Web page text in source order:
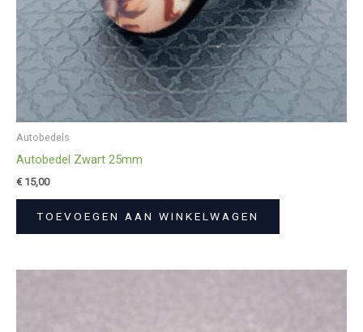
Autobedels
Autobedel Zwart 25mm
€15,00
TOEVOEGEN AAN WINKELWAGEN